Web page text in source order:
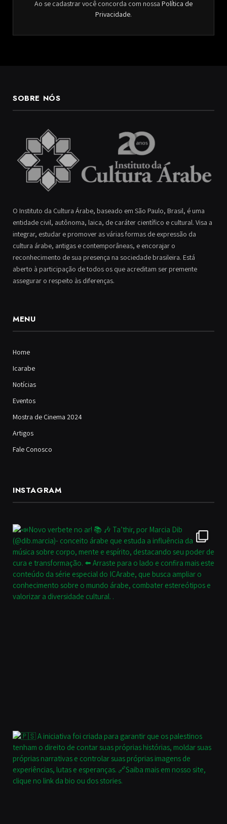
Ao se cadastrar você concorda com nossa Política de
Privacidade.
SOBRE NÓS
O Instituto da Cultura Árabe, baseado em São Paulo, Brasil, é uma
entidade civil, autônoma, laica, de caráter científico e cultural. Visa a
integrar, estudar e promover as várias formas de expressão da
cultura árabe, antigas e contemporâneas, e encorajar o
reconhecimento de sua presença na sociedade brasileira. Está
aberto à participação de todos os que acreditam ser premente
assegurar o respeito às diferenças.
MENU
Home
Icarabe
Notícias
Eventos
Mostra de Cinema 2024
Artigos
Fale Conosco
INSTAGRAM